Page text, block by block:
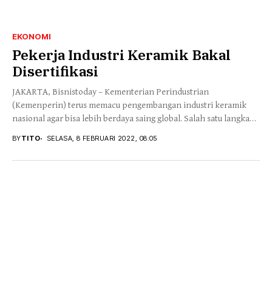
EKONOMI
Pekerja Industri Keramik Bakal
Disertifikasi
JAKARTA, Bisnistoday – Kementerian Perindustrian
(Kemenperin) terus memacu pengembangan industri keramik
nasional agar bisa lebih berdaya saing global. Salah satu langkah
BYTITO SELASA, 8 FEBRUARI 2022, 08:05